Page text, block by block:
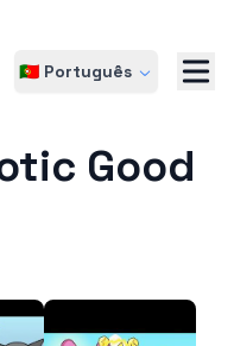
🇵🇹 Português
Good